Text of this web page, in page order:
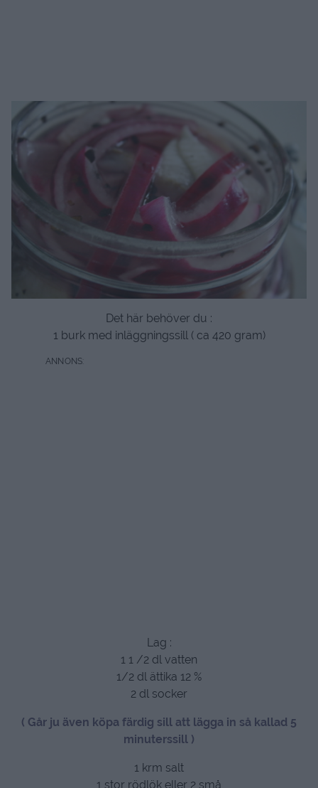
Det här behöver du :
1 burk med inläggningssill ( ca 420 gram)
Lag :
1 1 /2 dl vatten
1/2 dl ättika 12 %
2 dl socker
( Går ju även köpa färdig sill att lägga in så kallad 5
minuterssill )
1 krm salt
1 stor rödlök eller 2 små